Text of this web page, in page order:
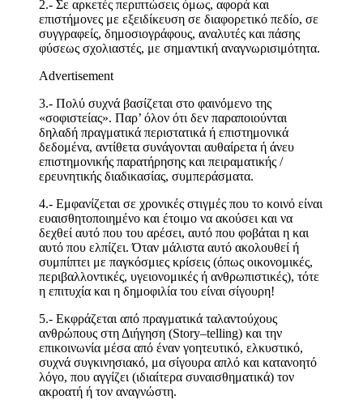
2.- Σε αρκετές περιπτώσεις όμως, αφορά και
επιστήμονες με εξειδίκευση σε διαφορετικό πεδίο, σε
συγγραφείς, δημοσιογράφους, αναλυτές και πάσης
φύσεως σχολιαστές, με σημαντική αναγνωρισιμότητα.
Advertisement
3.- Πολύ συχνά βασίζεται στο φαινόμενο της
«σοφιστείας». Παρ’ όλον ότι δεν παραποιούνται
δηλαδή πραγματικά περιστατικά ή επιστημονικά
δεδομένα, αντίθετα συνάγονται αυθαίρετα ή άνευ
επιστημονικής παρατήρησης και πειραματικής /
ερευνητικής διαδικασίας, συμπεράσματα.
4.- Εμφανίζεται σε χρονικές στιγμές που το κοινό είναι
ευαισθητοποιημένο και έτοιμο να ακούσει και να
δεχθεί αυτό που του αρέσει, αυτό που φοβάται η και
αυτό που ελπίζει. Όταν μάλιστα αυτό ακολουθεί ή
συμπίπτει με παγκόσμιες κρίσεις (όπως οικονομικές,
περιβαλλοντικές, υγειονομικές ή ανθρωπιστικές), τότε
η επιτυχία και η δημοφιλία του είναι σίγουρη!
5.- Εκφράζεται από πραγματικά ταλαντούχους
ανθρώπους στη Διήγηση (Story–telling) και την
επικοινωνία μέσα από έναν γοητευτικό, ελκυστικό,
συχνά συγκινησιακό, μα σίγουρα απλό και κατανοητό
λόγο, που αγγίζει (ιδιαίτερα συναισθηματικά) τον
ακροατή ή τον αναγνώστη.